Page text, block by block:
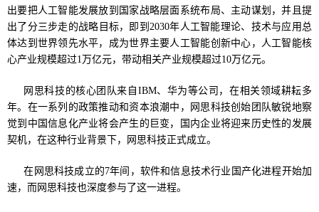
出要把人工智能发展放到国家战略层面系统布局、主动谋划，并且提
出了分三步走的战略目标，即到2030年人工智能理论、技术与应用总
体达到世界领先水平，成为世界主要人工智能创新中心，人工智能核
心产业规模超过1万亿元，带动相关产业规模超过10万亿元。
网思科技的核心团队来自IBM、华为等公司，在相关领域耕耘多
年。在一系列的政策推动和资本浪潮中，网思科技创始团队敏锐地察
觉到中国信息化产业将会产生的巨变，国内企业将迎来历史性的发展
契机，在这种行业背景下，网思科技正式成立。
在网思科技成立的7年间，软件和信息技术行业国产化进程开始加
速，而网思科技也深度参与了这一进程。